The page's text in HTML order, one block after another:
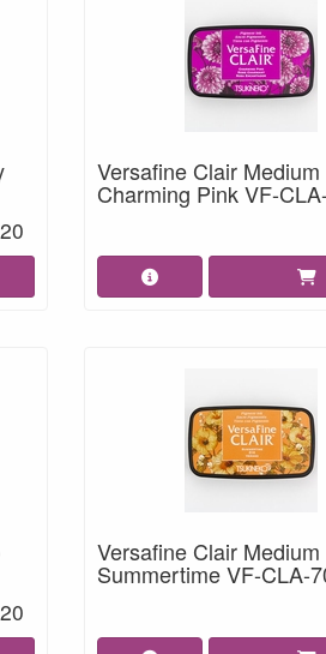
Versafine Clair Medium
Charming Pink VF-
Versafine Clair Medium
Summertime VF-CLA-